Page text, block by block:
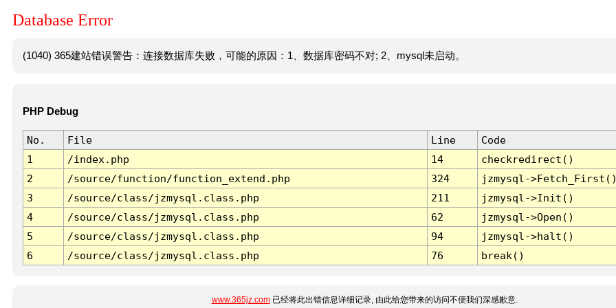
Database Error
(1040) 365建站错误警告：连接数据库失败，可能的原因：1、数据库密码不对; 2、mysql未启动。
PHP Debug
No. File Line
Code
1
/index.php 14
checkredirect()
2
/source/function/function_extend.php 324
jzmysql-
3
/source/class/jzmysql.class.php 211
jzmysql->Init()
4
/source/class/jzmysql.class.php 62
jzmysql->Open()
5
/source/class/jzmysql.class.php 94
jzmysql->halt()
6
/source/class/jzmysql.class.php 76 break()
www.365jz.com已经将此出错信息详细记录, 由此给您带来的访问不便我们深感歉意.